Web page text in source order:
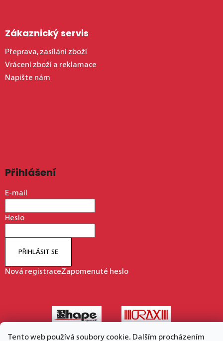
Tento web používá soubory cookie. Dalším procházením
Zákaznický servis
Přeprava, zasílání zboží
Vrácení zboží a reklamace
Napište nám
Přihlášení
E-mail
Heslo
PŘIHLÁSIT SE
Nová registraceZapomenuté heslo